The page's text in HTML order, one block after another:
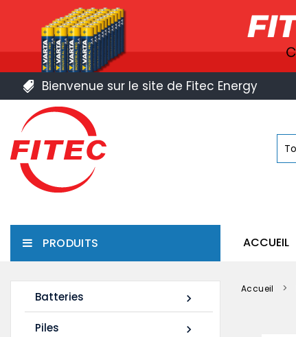
Bienvenue sur le site de Fitec Energy
ACCUEIL
PRODUITS

Batteries

Piles
Accueil